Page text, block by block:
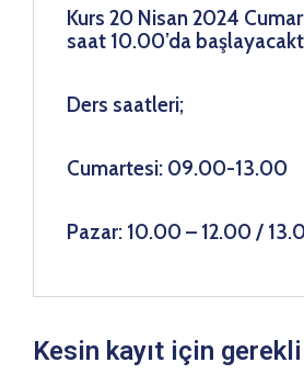
Kurs 20 Nisan 2024
saat 10.00’da
Ders saatleri;
Cumartesi: 09.00-13.00
Pazar: 10.00 – 12.00 /
Kesin kayıt için